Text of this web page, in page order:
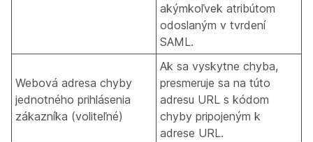
akýmkoľvek atribútom
odoslaným v tvrdení
SAML.
Webová adresa chyby
jednotného prihlásenia
zákazníka (voliteľné)
Ak sa vyskytne chyba,
presmeruje sa na túto
adresu URL s kódom
chyby pripojeným k
adrese URL.